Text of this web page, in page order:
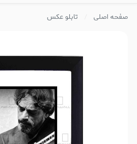
صفحه اصلی تابلو عکس